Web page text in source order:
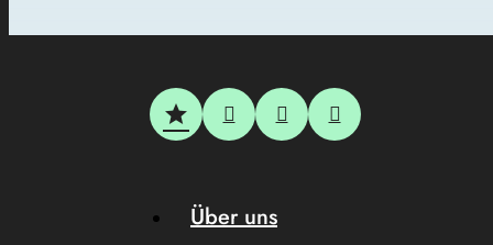
Über uns